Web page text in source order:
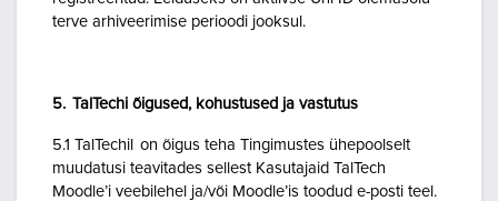
terve arhiveerimise perioodi jooksul.
5. TalTechi õigused, kohustused ja vastutus
5.1 TalTechil on õigus teha Tingimustes ühepoolselt
muudatusi teavitades sellest Kasutajaid TalTech
Moodle’i veebilehel ja/või Moodle’is toodud e-posti teel.